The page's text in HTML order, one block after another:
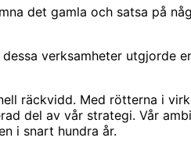
det gamla och satsa på
verksamheter utgjorde
räckvidd. Med rötterna i
del av vår strategi. Vår
i snart hundra år.